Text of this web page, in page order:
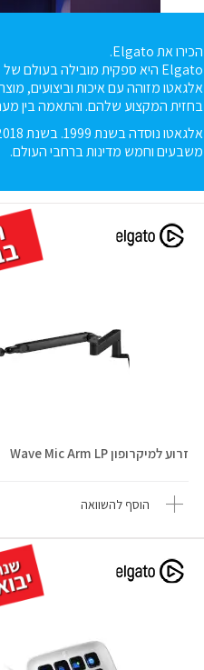
הכירו את Elgato.
Elgato היא ספקית מובילה בעולם של טכנולוגיה אודיו-ויזואלית ליוצרי תוכן בכל הפלטפורמות לשיתוף וידאו.
אלגאטו מזוהה עם איכות וביצועים,
בחזית המקצוע שלהם. והתאמה בין
משבעים וחמש מדינות ברחבי העולם.
זרוע למיקרופון Wave Mic Arm LP
הוסף להשוואה